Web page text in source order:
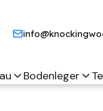
Bodenleger